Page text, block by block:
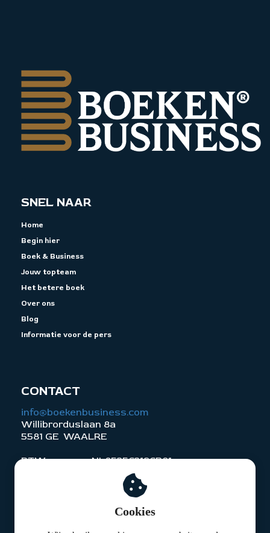
SNEL NAAR
Home
Begin hier
Boek & Business
Jouw topteam
Het betere boek
Over ons
Blog
Informatie voor de pers
CONTACT
info@boekenbusiness.com
Willibrorduslaan 8a
5581 GE WAALRE
BTW nummer: NL853563196B01
KvK nummer: 59600071
Cookies